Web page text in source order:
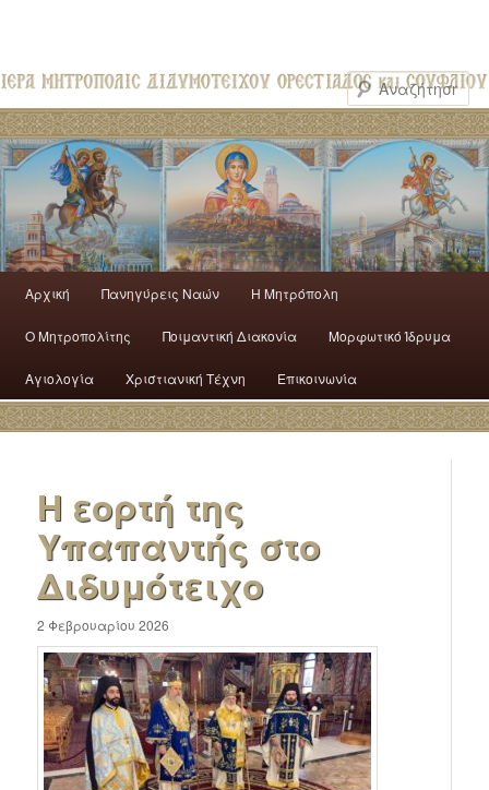
Αρχική Πανηγύρεις Ναών H Mητρόπολη
Ο Mητροπολίτης Ποιμαντική Διακονία Μορφωτικό Ίδρυμα
Αγιολογία Χριστιανική Τέχνη Επικοινωνία
Η εορτή της
Υπαπαντής στο
Διδυμότειχο
2 Φεβρουαρίου 2026